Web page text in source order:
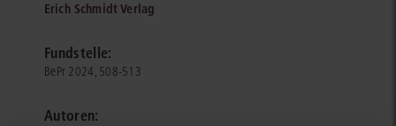
Erich Schmidt Verlag
Fundstelle:
BePr 2024, 508-513
Autoren: